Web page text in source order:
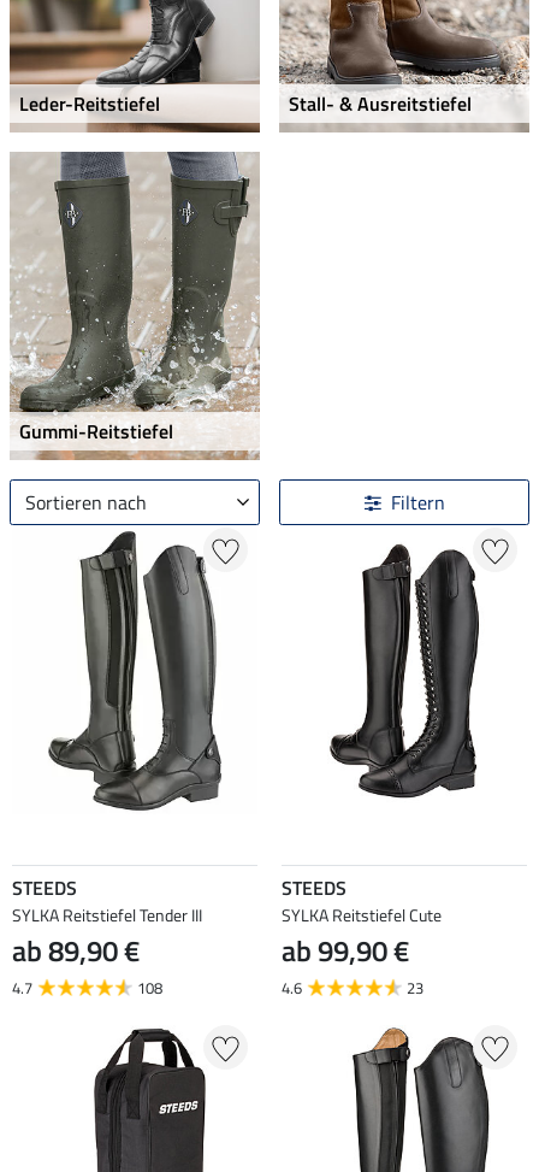
Leder-Reitstiefel Stall- & Ausreitstiefel
Gummi-Reitstiefel
Sortieren nach Filtern
STEEDS
SYLKA Reitstiefel Tender III
ab 89,90 €
4.7 108
STEEDS
SYLKA Reitstiefel Cute
ab 99,90 €
4.6 23